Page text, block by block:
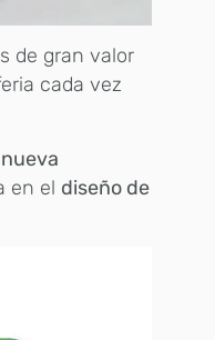
de gran valor
cada vez
nueva
en el diseño de